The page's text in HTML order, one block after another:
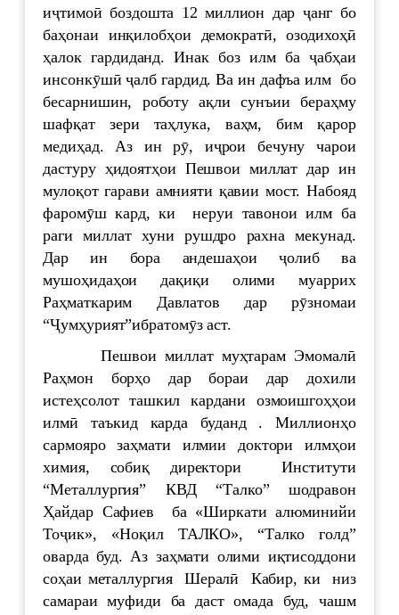
иҷтимоӣ боздошта 12 миллион дар ҷанг бо
баҳонаи инқилобҳои демократӣ, озодихоҳӣ
ҳалок гардиданд. Инак боз илм ба ҷабҳаи
инсонкӯшӣ ҷалб гардид. Ва ин дафъа илм бо
бесарнишин, роботу ақли сунъии бераҳму
шафқат зери таҳлука, ваҳм, бим қарор
медиҳад. Аз ин рӯ, иҷрои бечуну чарои
дастуру ҳидоятҳои Пешвои миллат дар ин
мулоқот гарави амнияти қавии мост. Набояд
фаромӯш кард, ки неруи тавонои илм ба
раги миллат хуни рушдро рахна мекунад.
Дар ин бора андешаҳои ҷолиб ва
мушоҳидаҳои дақиқи олими муаррих
Раҳматкарим Давлатов дар рӯзномаи
“Ҷумҳурият”ибратомӯз аст.
Пешвои миллат муҳтарам Эмомалӣ
Раҳмон борҳо дар бораи дар дохили
истеҳсолот ташкил кардани озмоишгоҳҳои
илмӣ таъкид карда буданд . Миллионҳо
сармояро заҳмати илмии доктори илмҳои
химия, собиқ директори Институти
“Металлургия” КВД “Талко” шодравон
Ҳайдар Сафиев ба «Ширкати алюминийи
Тоҷик», «Ноқил ТАЛКО», “Талко голд”
оварда буд. Аз заҳмати олими иқтисоддони
соҳаи металлургия Шералӣ Кабир, ки низ
самараи муфиди ба даст омада буд, чашм